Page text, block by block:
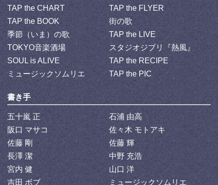
TAP the CHART
TAP the FLYER
TAP the BOOK
街の歌
季節（いま）の歌
TAP the LIVE
TOKYO音楽酒場
スタジオジブリ『熱風』
SOUL is ALIVE
TAP the RECIPE
ミュージックソムリエ
TAP the PIC
書き手
五十嵐 正
石浦 由高
阪口 マサコ
佐々木 モトアキ
佐藤 剛
佐藤 輝
長澤 潔
中野 充浩
宮内 健
山口 洋
吉田 ボブ
ミュージックソムリエ